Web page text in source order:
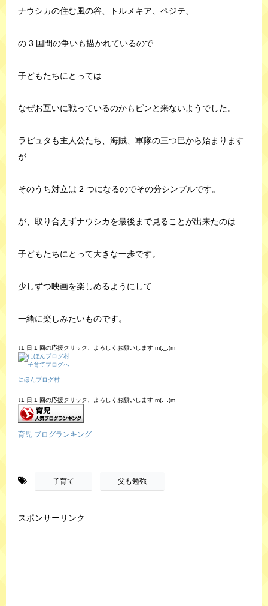
ナウシカの住む風の谷、トルメキア、ペジテ、
の 3 国間の争いも描かれているので
子どもたちにとっては
なぜお互いに戦っているのかもピンと来ないようでした。
ラピュタも主人公たち、海賊、軍隊の三つ巴から始まります
が
そのうち対立は 2 つになるのでその分シンプルです。
が、取り合えずナウシカを最後まで見ることが出来たのは
子どもたちにとって大きな一歩です。
少しずつ映画を楽しめるようにして
一緒に楽しみたいものです。
↓1 日 1 回の応援クリック、よろしくお願いします m(._.)m
にほんブログ村
↓1 日 1 回の応援クリック、よろしくお願いします m(._.)m
育児 ブログランキング
子育て 父も勉強
スポンサーリンク